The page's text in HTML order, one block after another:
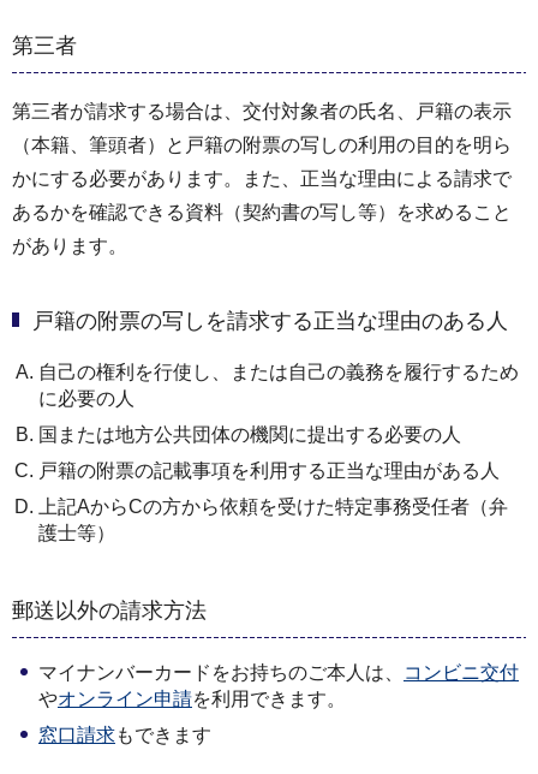
第三者
第三者が請求する場合は、交付対象者の氏名、戸籍の表示
（本籍、筆頭者）と戸籍の附票の写しの利用の目的を明ら
かにする必要があります。また、正当な理由による請求で
あるかを確認できる資料（契約書の写し等）を求めること
があります。
戸籍の附票の写しを請求する正当な理由のある人
自己の権利を行使し、または自己の義務を履行するため
に必要の人
国または地方公共団体の機関に提出する必要の人
戸籍の附票の記載事項を利用する正当な理由がある人
上記AからCの方から依頼を受けた特定事務受任者（弁
護士等）
郵送以外の請求方法
マイナンバーカードをお持ちのご本人は、
コンビニ交付
やオンライン申請を利用できます。
窓口請求もできます